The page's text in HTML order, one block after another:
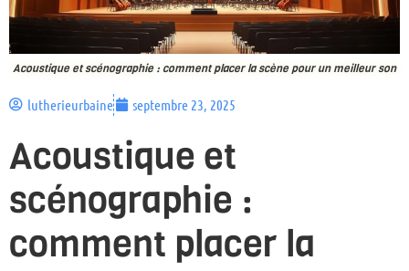
Acoustique et scénographie : comment placer la scène pour un meilleur son
lutherieurbaine septembre 23, 2025
Acoustique et
scénographie :
comment placer la